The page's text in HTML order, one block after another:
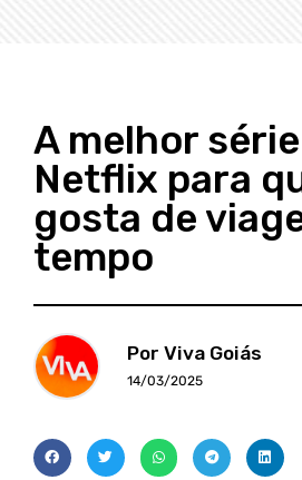
A melhor
Netflix para
gosta de
tempo
Por Viva Goiás
14/03/2025